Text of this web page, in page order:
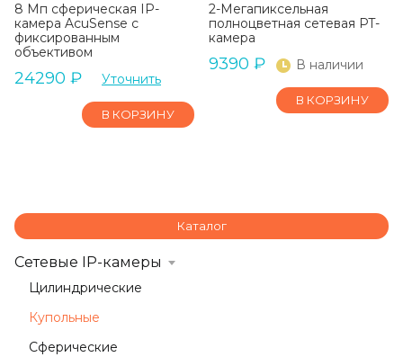
8 Мп сферическая IP-
камера AcuSense с
фиксированным
объективом
24290 ₽ Уточнить
В КОРЗИНУ
2-Мегапиксельная
полноцветная сетевая PT-
камера
9390 ₽ В наличии
В КОРЗИНУ
Каталог
Сетевые IP-камеры
Цилиндрические
Купольные
Сферические